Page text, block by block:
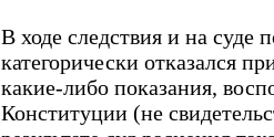
В ходе следствия и на
категорически отказался
какие-либо показания,
Конституции (не